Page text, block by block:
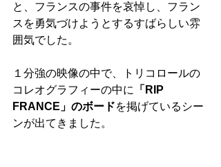
と、フランスの事件を哀悼し、フラン
スを勇気づけようとするすばらしい雰
囲気でした。
１分強の映像の中で、トリコロールの
コレオグラフィーの中に
「RIP
FRANCE」のボードを掲げているシー
ンが出てきました。